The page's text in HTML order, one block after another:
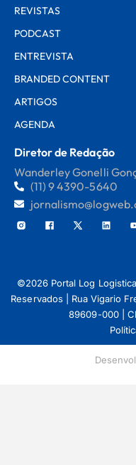
REVISTAS
PODCAST
ENTREVISTA
BRANDED CONTENT
ARTIGOS
AGENDA
Diretor de Redação
Wanderley Gonelli
(11) 9 4390-5640
©2026 Portal Log
Reservados | Rua Vigario
89609-000 |